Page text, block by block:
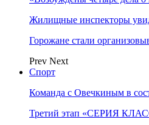
Жилищные инспекторы
Горожане стали
Prev Next
Спорт
Команда с Овечкиным в
Третий этап «СЕРИЯ